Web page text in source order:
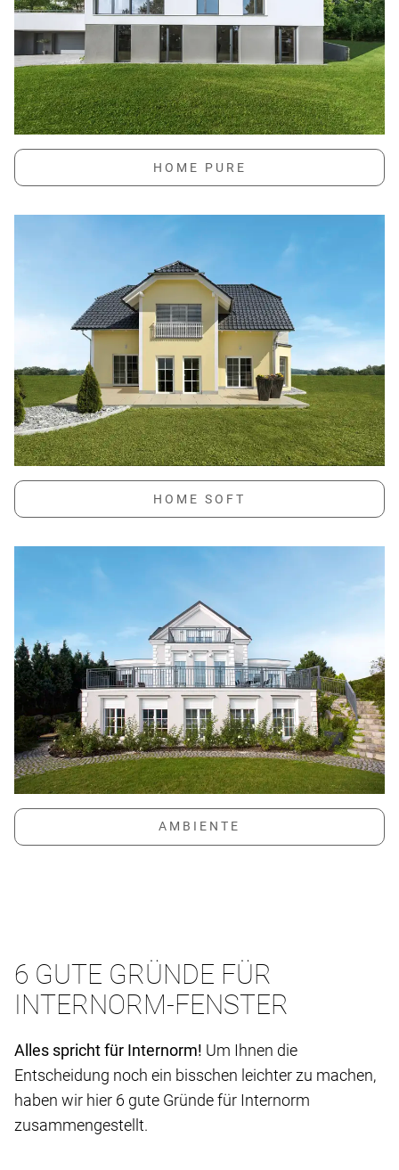
6 GUTE GRÜNDE FÜR
INTERNORM-FENSTER
Alles spricht für Internorm! Um Ihnen die
Entscheidung noch ein bisschen leichter zu machen,
haben wir hier 6 gute Gründe für Internorm
zusammengestellt.